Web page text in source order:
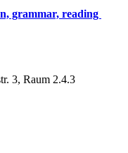
grammar, reading
3, Raum 2.4.3